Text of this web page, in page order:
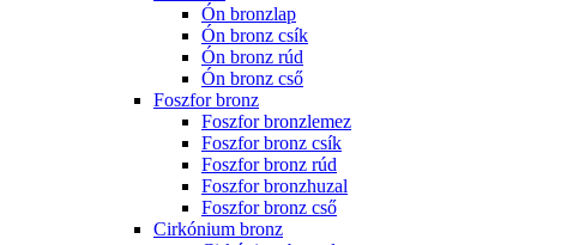
Ón bronzlap
Ón bronz csík
Ón bronz rúd
Ón bronz cső
Foszfor bronz
Foszfor bronzlemez
Foszfor bronz csík
Foszfor bronz rúd
Foszfor bronzhuzal
Foszfor bronz cső
Cirkónium bronz